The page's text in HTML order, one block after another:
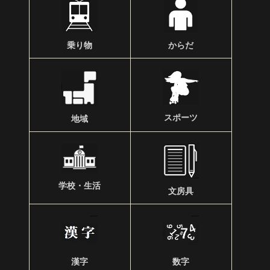
乗り物 からだ
地域 スポーツ
学校・生活
文房具
漢字 数字